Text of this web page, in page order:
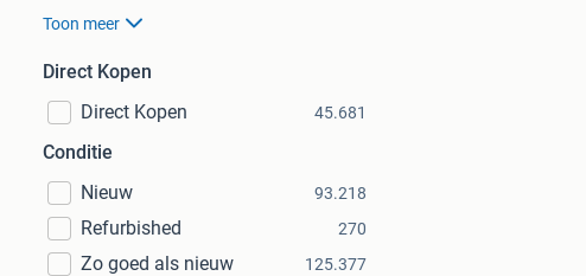
Toon meer
Direct Kopen
Direct Kopen
45.681
Conditie
Nieuw
93.218
Refurbished 270
Zo goed als nieuw 125.377